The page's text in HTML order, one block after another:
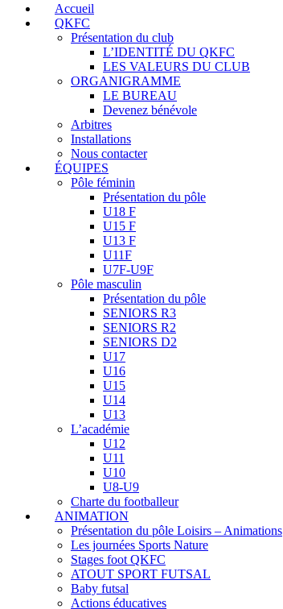
Accueil
QKFC
Présentation du club
L’IDENTITÉ DU QKFC
LES VALEURS DU CLUB
ORGANIGRAMME
LE BUREAU
Devenez bénévole
Arbitres
Installations
Nous contacter
ÉQUIPES
Pôle féminin
Présentation du pôle
U18 F
U15 F
U13 F
U11F
U7F-U9F
Pôle masculin
Présentation du pôle
SENIORS R3
SENIORS R2
SENIORS D2
U17
U16
U15
U14
U13
L’académie
U12
U11
U10
U8-U9
Charte du footballeur
ANIMATION
Présentation du pôle Loisirs – Animations
Les journées Sports Nature
Stages foot QKFC
ATOUT SPORT FUTSAL
Baby futsal
Actions éducatives